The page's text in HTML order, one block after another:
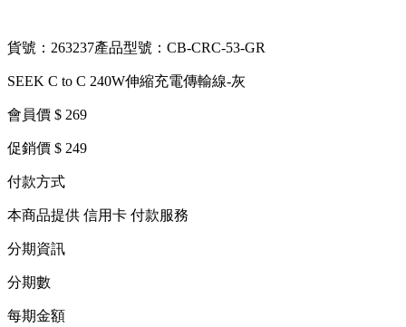
貨號：263237產品型號：CB-CRC-53-GR
SEEK C to C 240W伸縮充電傳輸線-灰
會員價 $ 269
促銷價 $ 249
付款方式
本商品提供 信用卡 付款服務
分期資訊
分期數
每期金額